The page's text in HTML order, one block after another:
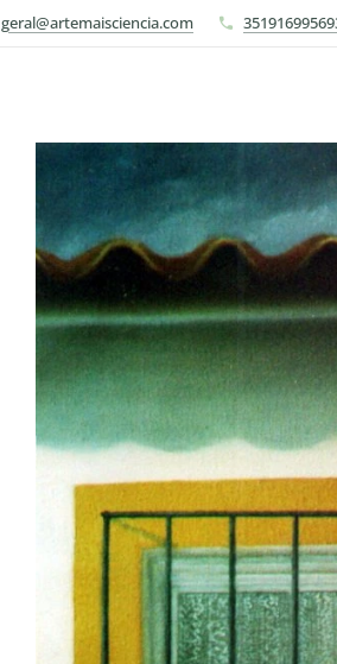
geral@artemaisciencia.com